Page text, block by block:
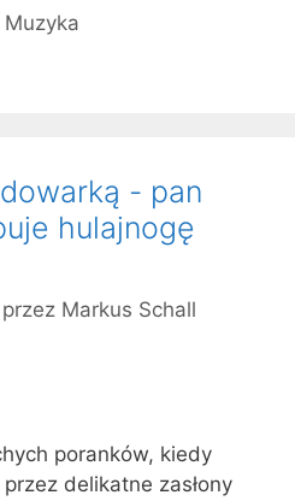
Muzyka
- pan
hulajnogę
przez Markus Schall
poranków, kiedy
delikatne zasłony